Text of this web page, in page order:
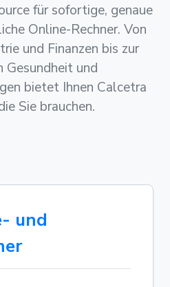
für sofortige, genaue
Online-Rechner. Von
und Finanzen bis zur
und
bietet Ihnen Calcetra
Sie brauchen.
und